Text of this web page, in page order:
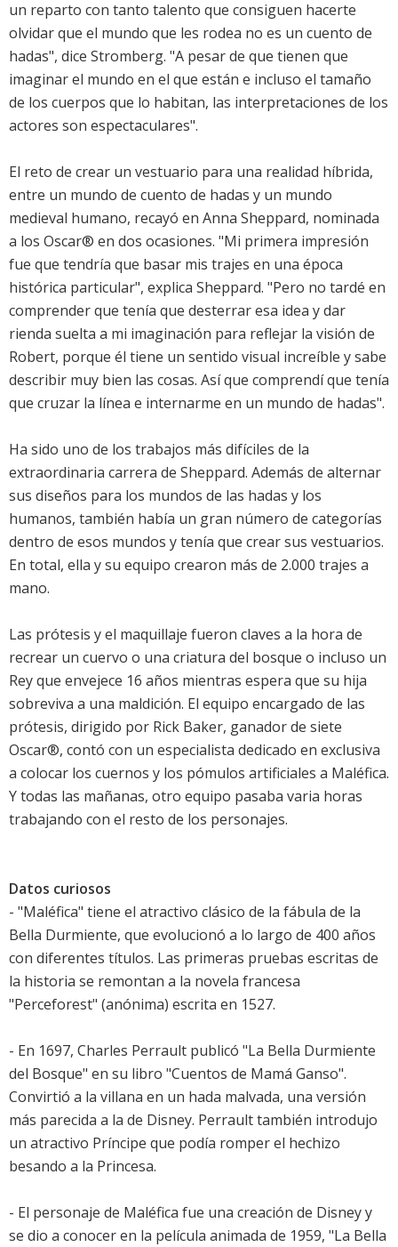
un reparto con tanto talento que consiguen hacerte
olvidar que el mundo que les rodea no es un cuento de
hadas", dice Stromberg. "A pesar de que tienen que
imaginar el mundo en el que están e incluso el tamaño
de los cuerpos que lo habitan, las interpretaciones de los
actores son espectaculares".
El reto de crear un vestuario para una realidad híbrida,
entre un mundo de cuento de hadas y un mundo
medieval humano, recayó en Anna Sheppard, nominada
a los Oscar® en dos ocasiones. "Mi primera impresión
fue que tendría que basar mis trajes en una época
histórica particular", explica Sheppard. "Pero no tardé en
comprender que tenía que desterrar esa idea y dar
rienda suelta a mi imaginación para reflejar la visión de
Robert, porque él tiene un sentido visual increíble y sabe
describir muy bien las cosas. Así que comprendí que tenía
que cruzar la línea e internarme en un mundo de hadas".
Ha sido uno de los trabajos más difíciles de la
extraordinaria carrera de Sheppard. Además de alternar
sus diseños para los mundos de las hadas y los
humanos, también había un gran número de categorías
dentro de esos mundos y tenía que crear sus vestuarios.
En total, ella y su equipo crearon más de 2.000 trajes a
mano.
Las prótesis y el maquillaje fueron claves a la hora de
recrear un cuervo o una criatura del bosque o incluso un
Rey que envejece 16 años mientras espera que su hija
sobreviva a una maldición. El equipo encargado de las
prótesis, dirigido por Rick Baker, ganador de siete
Oscar®, contó con un especialista dedicado en exclusiva
a colocar los cuernos y los pómulos artificiales a Maléfica.
Y todas las mañanas, otro equipo pasaba varia horas
trabajando con el resto de los personajes.
Datos curiosos
- "Maléfica" tiene el atractivo clásico de la fábula de la
Bella Durmiente, que evolucionó a lo largo de 400 años
con diferentes títulos. Las primeras pruebas escritas de
la historia se remontan a la novela francesa
"Perceforest" (anónima) escrita en 1527.
- En 1697, Charles Perrault publicó "La Bella Durmiente
del Bosque" en su libro "Cuentos de Mamá Ganso".
Convirtió a la villana en un hada malvada, una versión
más parecida a la de Disney. Perrault también introdujo
un atractivo Príncipe que podía romper el hechizo
besando a la Princesa.
- El personaje de Maléfica fue una creación de Disney y
se dio a conocer en la película animada de 1959, "La Bella